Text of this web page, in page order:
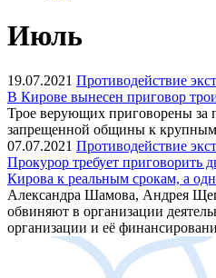
Июль
19.07.2021 Противодействие
В Кирове вынесен приговор
Трое верующих приговорены за
запрещенной общины к
07.07.2021 Противодействие
Прокурор требует приговорить
Кирова к реальным срокам, а
Александра Шамова, Андрея
обвиняют в организации
организации и её